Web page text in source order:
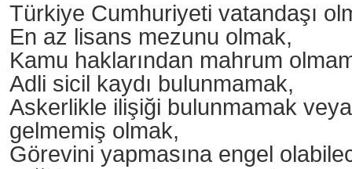
Türkiye Cumhuriyeti vatandaşı
En az lisans mezunu olmak,
Kamu haklarından mahrum
Adli sicil kaydı bulunmamak,
Askerlikle ilişiği bulunmamak
gelmemiş olmak,
Görevini yapmasına engel